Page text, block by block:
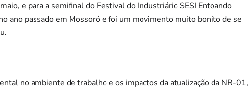
e para a semifinal do Festival do Industriário SESI Entoando
ano passado em Mossoró e foi um movimento muito bonito de se
no ambiente de trabalho e os impactos da atualização da NR-01,